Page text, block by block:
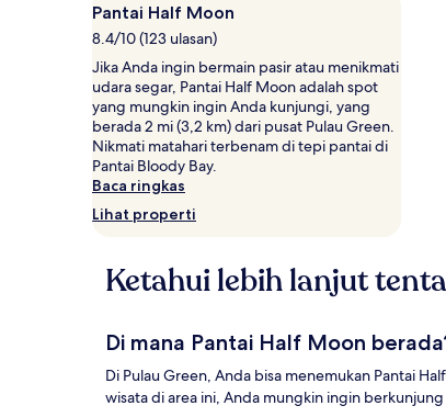
1
malam
untuk
2
tamu
dewasa.
Harga
dan
ketersediaan
dapat
berubah
Ketentuan
tambahan
berlaku.
Pantai Half Moon
8.4/10 (123 ulasan)
Jika Anda ingin bermain pasir atau menikmati
udara segar, Pantai Half Moon adalah spot
yang mungkin ingin Anda kunjungi, yang
berada 2 mi (3,2 km) dari pusat Pulau Green.
Nikmati matahari terbenam di tepi pantai di
Pantai Bloody Bay.
Baca ringkas
Lihat properti
Ketahui lebih lanjut
Di mana Pantai Half Moon
Di Pulau Green, Anda bisa menemukan Pantai
wisata di area ini, Anda mungkin ingin